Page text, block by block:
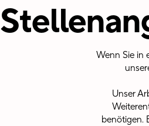
Wenn Sie in
Unser
benötigen.